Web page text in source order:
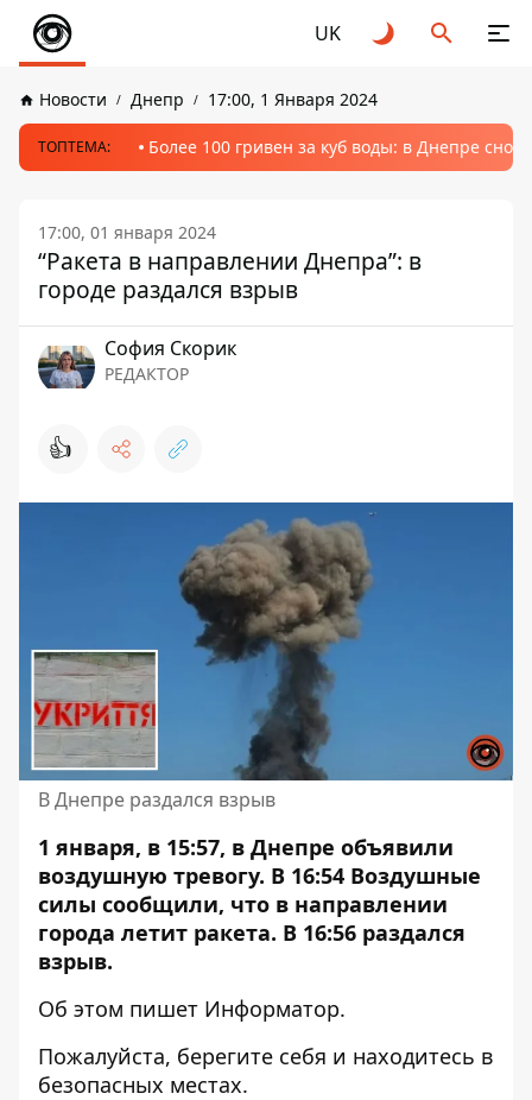
UK
Новости Днепр 17:00, 1 Января 2024
ТОПТЕМА: Более 100 гривен за куб воды: в Днепре
17:00, 01 января 2024
“Ракета в направлении Днепра”: в
городе раздался взрыв
София Скорик
РЕДАКТОР
👍
В Днепре раздался взрыв
1 января, в 15:57, в Днепре объявили
воздушную тревогу. В 16:54 Воздушные
силы сообщили, что в направлении
города летит ракета. В 16:56 раздался
взрыв.
Об этом пишет Информатор.
Пожалуйста, берегите себя и находитесь в
безопасных местах.